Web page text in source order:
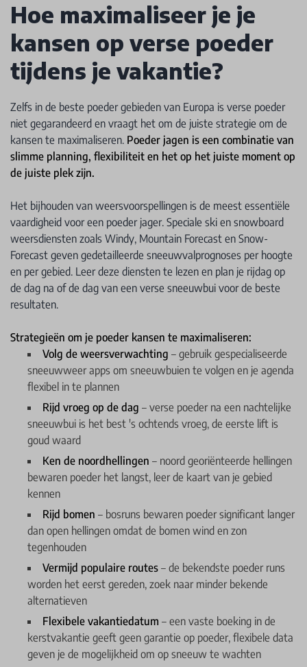
Hoe maximaliseer je je
kansen op verse poeder
tijdens je vakantie?
Zelfs in de beste poeder gebieden van Europa is verse poeder
niet gegarandeerd en vraagt het om de juiste strategie om de
kansen te maximaliseren. Poeder jagen is een combinatie van
slimme planning, flexibiliteit en het op het juiste moment op
de juiste plek zijn.
Het bijhouden van weersvoorspellingen is de meest essentiële
vaardigheid voor een poeder jager. Speciale ski en snowboard
weersdiensten zoals Windy, Mountain Forecast en Snow-
Forecast geven gedetailleerde sneeuwvalprognoses per hoogte
en per gebied. Leer deze diensten te lezen en plan je rijdag op
de dag na of de dag van een verse sneeuwbui voor de beste
resultaten.
Strategieën om je poeder kansen te maximaliseren:
Volg de weersverwachting – gebruik gespecialiseerde
sneeuwweer apps om sneeuwbuien te volgen en je agenda
flexibel in te plannen
Rijd vroeg op de dag – verse poeder na een nachtelijke
sneeuwbui is het best 's ochtends vroeg, de eerste lift is
goud waard
Ken de noordhellingen – noord georiënteerde hellingen
bewaren poeder het langst, leer de kaart van je gebied
kennen
Rijd bomen – bosruns bewaren poeder significant langer
dan open hellingen omdat de bomen wind en zon
tegenhouden
Vermijd populaire routes – de bekendste poeder runs
worden het eerst gereden, zoek naar minder bekende
alternatieven
Flexibele vakantiedatum – een vaste boeking in de
kerstvakantie geeft geen garantie op poeder, flexibele data
geven je de mogelijkheid om op sneeuw te wachten